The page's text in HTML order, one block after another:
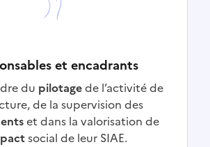
et encadrants
du pilotagede l’activité de
de la supervision des
et dans la valorisation de
social de leur SIAE.